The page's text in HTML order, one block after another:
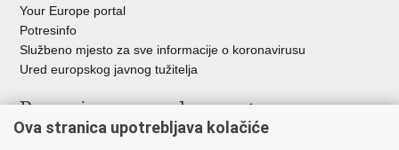
Your Europe portal
Potresinfo
Službeno mjesto za sve informacije o koronavirusu
Ured europskog javnog tužitelja
Poveznice pravosudnog sustava
Ova stranica upotrebljava kolačiće